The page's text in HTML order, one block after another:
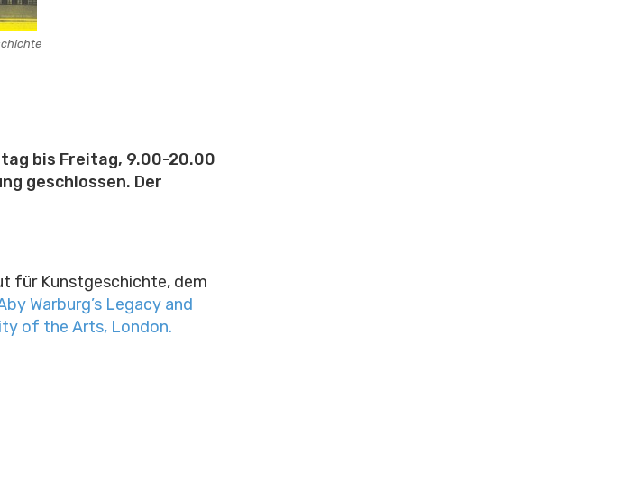
bis Freitag, 9.00-20.00
geschlossen. Der
für Kunstgeschichte, dem
Warburg’s Legacy and
of the Arts, London.